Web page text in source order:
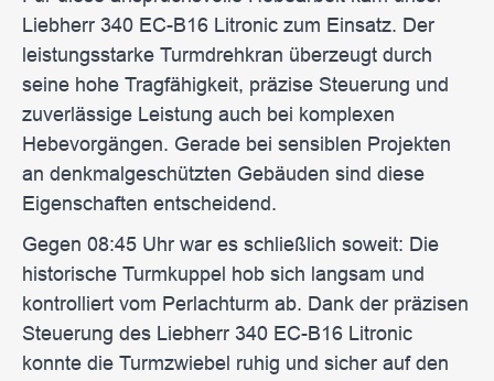
Liebherr 340 EC-B16 Litronic zum Einsatz. Der
leistungsstarke Turmdrehkran überzeugt durch
seine hohe Tragfähigkeit, präzise Steuerung und
zuverlässige Leistung auch bei komplexen
Hebevorgängen. Gerade bei sensiblen Projekten
an denkmalgeschützten Gebäuden sind diese
Eigenschaften entscheidend.
Gegen 08:45 Uhr war es schließlich soweit: Die
historische Turmkuppel hob sich langsam und
kontrolliert vom Perlachturm ab. Dank der präzisen
Steuerung des Liebherr 340 EC-B16 Litronic
konnte die Turmzwiebel ruhig und sicher auf den